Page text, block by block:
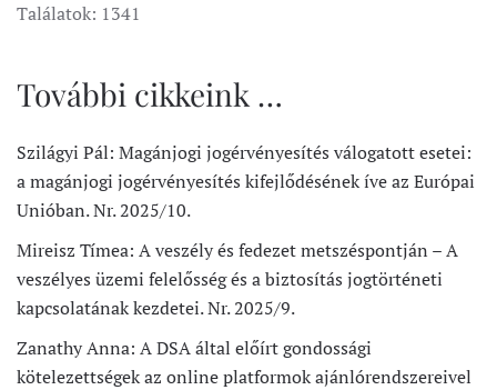
Találatok: 1341
További cikkeink …
Szilágyi Pál: Magánjogi jogérvényesítés válogatott esetei:
a magánjogi jogérvényesítés kifejlődésének íve az Európai
Unióban. Nr. 2025/10.
Mireisz Tímea: A veszély és fedezet metszéspontján – A
veszélyes üzemi felelősség és a biztosítás jogtörténeti
kapcsolatának kezdetei. Nr. 2025/9.
Zanathy Anna: A DSA által előírt gondossági
kötelezettségek az online platformok ajánlórendszereivel